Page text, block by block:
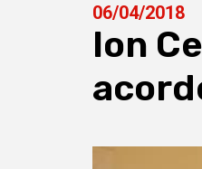
06/04/2018
Ion